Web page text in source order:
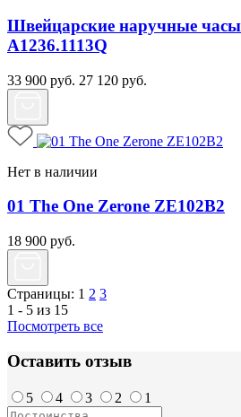
Швейцарские наручные
A1236.1113Q
33 900 руб. 27 120 руб.
Нет в наличии
01 The One Zerone ZE102B2
18 900 руб.
Страницы: 1 2 3
1 - 5 из 15
Посмотреть все
Оставить отзыв
5 4 3 2 1